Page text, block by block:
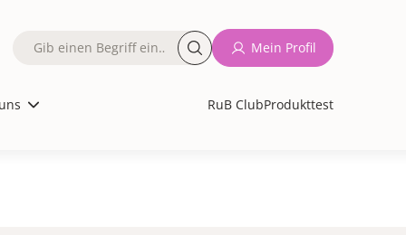
RuB ClubProdukttest
Fulltext
Mein Profil